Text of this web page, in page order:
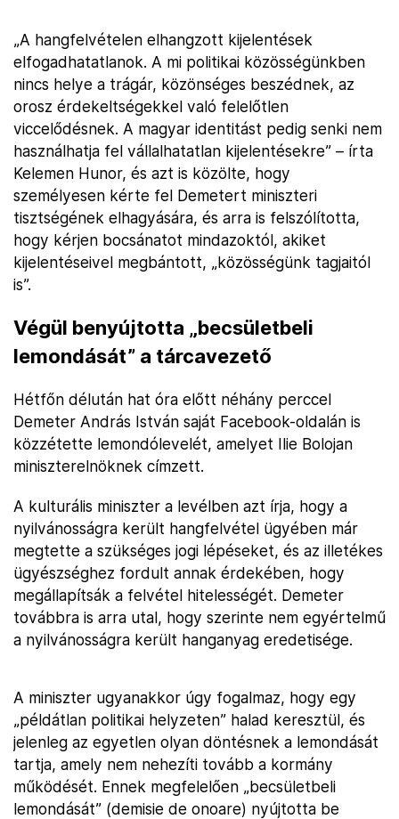
„A hangfelvételen elhangzott kijelentések
elfogadhatatlanok. A mi politikai közösségünkben
nincs helye a trágár, közönséges beszédnek, az
orosz érdekeltségekkel való felelőtlen
viccelődésnek. A magyar identitást pedig senki nem
használhatja fel vállalhatatlan kijelentésekre” – írta
Kelemen Hunor, és azt is közölte, hogy
személyesen kérte fel Demetert miniszteri
tisztségének elhagyására, és arra is felszólította,
hogy kérjen bocsánatot mindazoktól, akiket
kijelentéseivel megbántott, „közösségünk tagjaitól
is”.
Végül benyújtotta „becsületbeli
lemondását” a tárcavezető
Hétfőn délután hat óra előtt néhány perccel
Demeter András István saját Facebook-oldalán is
közzétette lemondólevelét, amelyet Ilie Bolojan
miniszterelnöknek címzett.
A kulturális miniszter a levélben azt írja, hogy a
nyilvánosságra került hangfelvétel ügyében már
megtette a szükséges jogi lépéseket, és az illetékes
ügyészséghez fordult annak érdekében, hogy
megállapítsák a felvétel hitelességét. Demeter
továbbra is arra utal, hogy szerinte nem egyértelmű
a nyilvánosságra került hanganyag eredetisége.
A miniszter ugyanakkor úgy fogalmaz, hogy egy
„példátlan politikai helyzeten” halad keresztül, és
jelenleg az egyetlen olyan döntésnek a lemondását
tartja, amely nem nehezíti tovább a kormány
működését. Ennek megfelelően „becsületbeli
lemondását” (demisie de onoare) nyújtotta be